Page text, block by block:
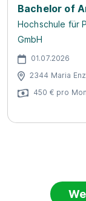
Bachelor of
Hochschule für
GmbH
01.07.2026
2344 Maria
450 € pro